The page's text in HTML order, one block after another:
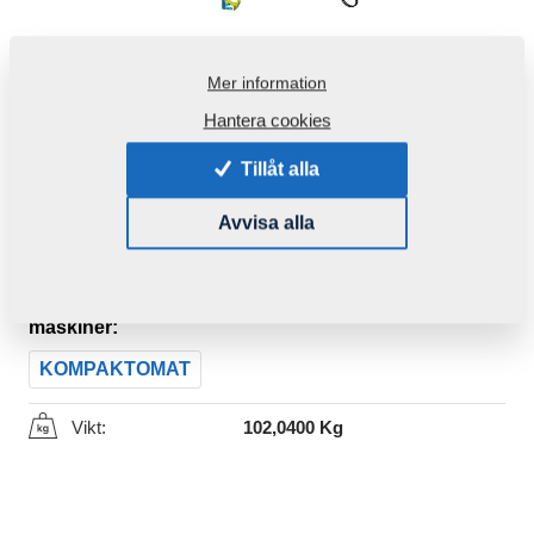
Produktkod: VZ00022396P1
maskiner:
KOMPAKTOMAT
Vikt: 102,0400 Kg
Mer information
Hantera cookies
Tillåt alla
Avvisa alla